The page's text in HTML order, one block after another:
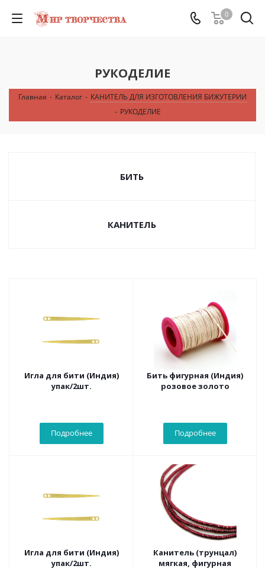
0
РУКОДЕЛИЕ
Главная - Каталог - КАНИТЕЛЬ ДЛЯ ИЗГОТОВЛЕНИЯ БИЖУТЕРИИ
- РУКОДЕЛИЕ
БИТЬ
КАНИТЕЛЬ
Игла для бити (Индия)
упак/2шт.
Подробнее
Бить фигурная (Индия)
розовое золото
Подробнее
Игла для бити (Индия)
упак/2шт.
Канитель (трунцал)
мягкая, фигурная